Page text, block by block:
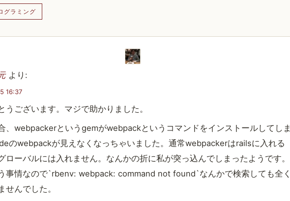
グラミング
より:
16:37
うございます。マジで助かりました。
、webpackerというgemがwebpackというコマンドをインストールしてしま
のwebpackが見えなくなっちゃいました。通常webpackerはrailsに入れる
ローバルには入れません。なんかの折に私が突っ込んでしまったようです。
事情なので`rbenv: webpack: command not found`なんかで検索しても全く
せんでした。